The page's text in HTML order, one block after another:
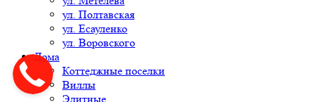
ул. Полтавская
ул. Есауленко
ул. Воровского
Дома
Коттеджные поселки
Виллы
Элитные